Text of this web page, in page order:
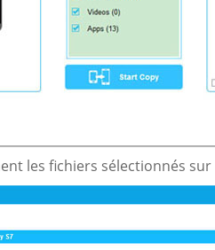
les fichiers sélectionnés sur